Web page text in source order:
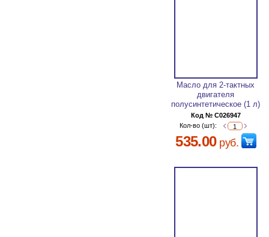
Масло для 2-тактных
двигателя
полусинтетическое (1 л)
Код № C026947
Кол-во (шт):
535.00руб.